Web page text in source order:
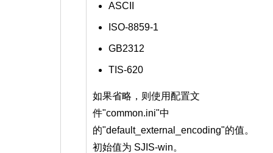
ASCII
ISO-8859-1
GB2312
TIS-620
如果省略，则使用配置文
件"common.ini"中
的"default_external_encoding"的值。
初始值为 SJIS-win。